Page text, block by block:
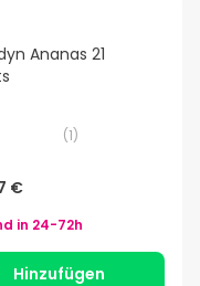
Ananas 21
(1)
€
in 24-72h
Hinzufügen